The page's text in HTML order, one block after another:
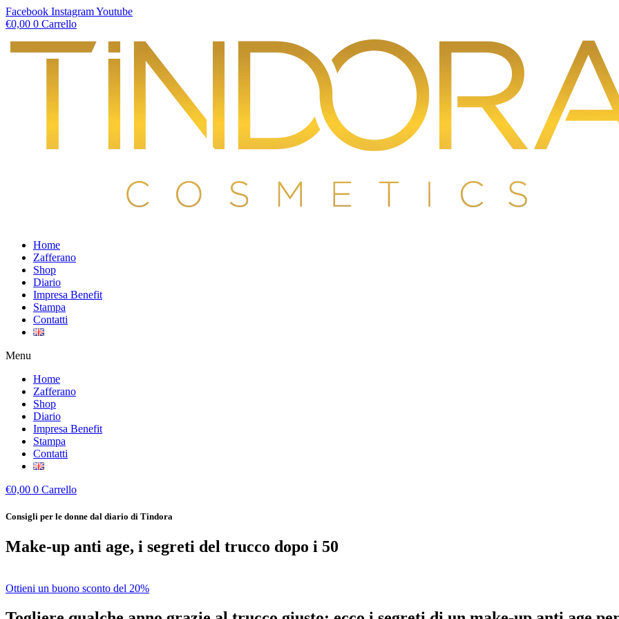
Vai
al
Facebook InstagramYoutube
€0,00 0 Carrello
Home
Zafferano
Shop
Diario
Impresa Benefit
Stampa
Contatti
Menu
Home
Zafferano
Shop
Diario
Impresa Benefit
Stampa
Contatti
€0,00 0 Carrello
Consigli per le donne dal diario di Tindora
Make-up anti age, i segreti del trucco dopo i 50
Ottieni un buono sconto del 20%